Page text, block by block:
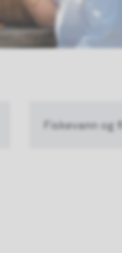
Fiskevann og